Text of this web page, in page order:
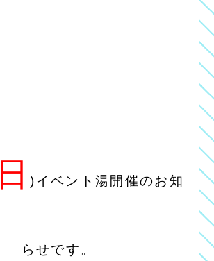
日)イベント湯開催のお知
らせです。